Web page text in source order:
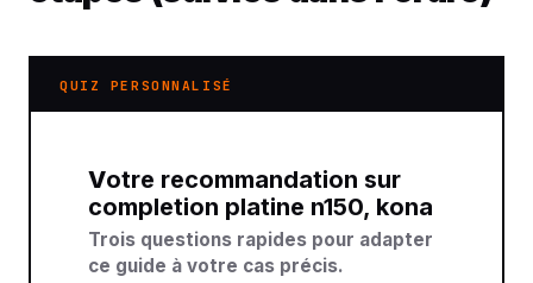
QUIZ PERSONNALISÉ
Votre recommandation sur
completion platine n150, kona
Trois questions rapides pour adapter
ce guide à votre cas précis.